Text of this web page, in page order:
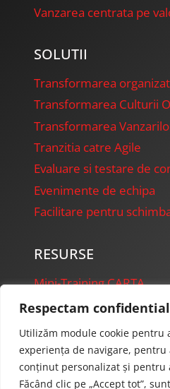
Respectam
Utilizăm module cookie pentru
experiența de navigare,
conținut personalizat și pentru
Făcând clic pe „Accept tot”,
Vanzarea centrata pe
SOLUTII
Transformarea
Transformarea Culturii
Transformarea
Tranzitia catre Agile
Evaluare si testare de
Evenimente de echipa
Facilitare pentru
RESURSE
Mini-Training CARTA
FireFly Presentations
Starter Projects